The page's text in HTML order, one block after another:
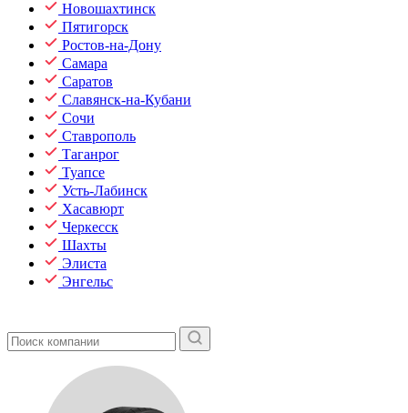
Новошахтинск
Пятигорск
Ростов-на-Дону
Самара
Саратов
Славянск-на-Кубани
Сочи
Ставрополь
Таганрог
Туапсе
Усть-Лабинск
Хасавюрт
Черкесск
Шахты
Элиста
Энгельс